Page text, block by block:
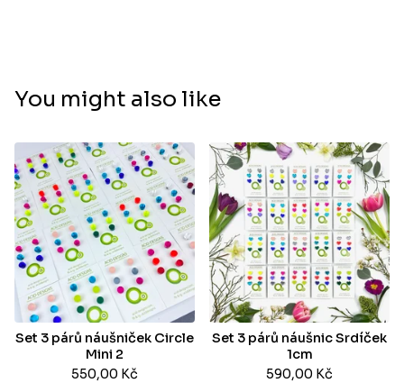
You might also like
Set 3 párů náušniček Circle
Mini 2
550,00 Kč
Set 3 párů náušnic Srdíček
1cm
590,00 Kč